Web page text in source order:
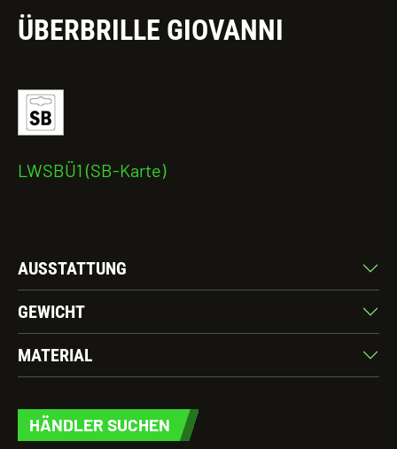
ÜBERBRILLE GIOVANNI
LWSBÜ1 (SB-Karte)
AUSSTATTUNG
GEWICHT
MATERIAL
HÄNDLER SUCHEN